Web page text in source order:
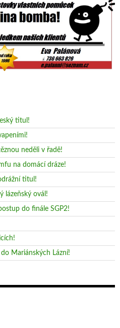
titul!
neděli v řadě!
na domácí dráze!
titul!
lázeňský ovál!
do finále SGP2!
Mariánských Lázní!